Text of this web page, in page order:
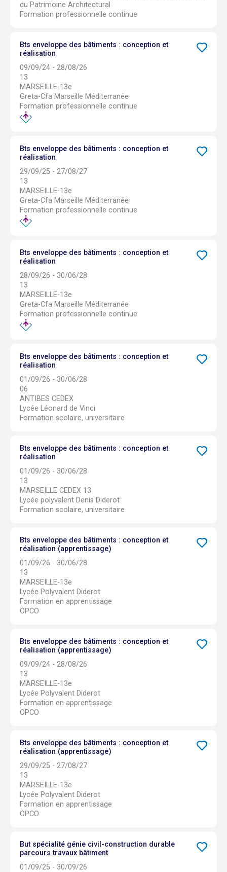
du Patrimoine Architectural
Formation professionnelle continue
Bts enveloppe des bâtiments : conception et
réalisation
09/09/24 - 28/08/26
13
MARSEILLE-13e
Greta-Cfa Marseille Méditerranée
Formation professionnelle continue
Bts enveloppe des bâtiments : conception et
réalisation
29/09/25 - 27/08/27
13
MARSEILLE-13e
Greta-Cfa Marseille Méditerranée
Formation professionnelle continue
Bts enveloppe des bâtiments : conception et
réalisation
28/09/26 - 30/06/28
13
MARSEILLE-13e
Greta-Cfa Marseille Méditerranée
Formation professionnelle continue
Bts enveloppe des bâtiments : conception et
réalisation
01/09/26 - 30/06/28
06
ANTIBES CEDEX
Lycée Léonard de Vinci
Formation scolaire, universitaire
Bts enveloppe des bâtiments : conception et
réalisation
01/09/26 - 30/06/28
13
MARSEILLE CEDEX 13
Lycée polyvalent Denis Diderot
Formation scolaire, universitaire
Bts enveloppe des bâtiments : conception et
réalisation (apprentissage)
01/09/26 - 30/06/28
13
MARSEILLE-13e
Lycée Polyvalent Diderot
Formation en apprentissage
OPCO
Bts enveloppe des bâtiments : conception et
réalisation (apprentissage)
09/09/24 - 28/08/26
13
MARSEILLE-13e
Lycée Polyvalent Diderot
Formation en apprentissage
OPCO
Bts enveloppe des bâtiments : conception et
réalisation (apprentissage)
29/09/25 - 27/08/27
13
MARSEILLE-13e
Lycée Polyvalent Diderot
Formation en apprentissage
OPCO
But spécialité génie civil-construction durable
parcours travaux bâtiment
01/09/25 - 30/09/26